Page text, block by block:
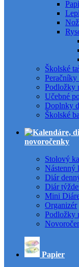
Školské
Peračníky
Podložky
Učebné
Doplnky
Školské
novoročenky
Stolový
Nástenný
Diár
Diár
Mini
Organizér
Podložky
Papier